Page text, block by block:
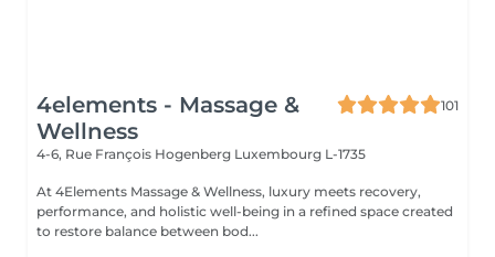
4elements - Massage &
Wellness
101
4-6, Rue François Hogenberg Luxembourg L-1735
At 4Elements Massage & Wellness, luxury meets recovery,
performance, and holistic well-being in a refined space created
to restore balance between bod...